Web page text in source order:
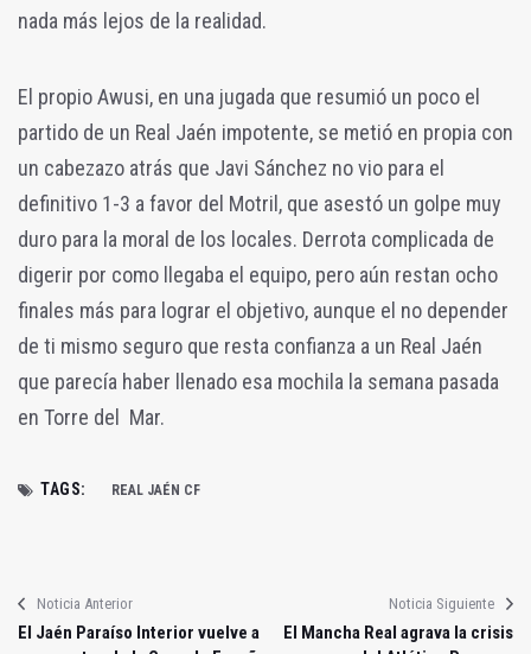
nada más lejos de la realidad.
El propio Awusi, en una jugada que resumió un poco el
partido de un Real Jaén impotente, se metió en propia con
un cabezazo atrás que Javi Sánchez no vio para el
definitivo 1-3 a favor del Motril, que asestó un golpe muy
duro para la moral de los locales. Derrota complicada de
digerir por como llegaba el equipo, pero aún restan ocho
finales más para lograr el objetivo, aunque el no depender
de ti mismo seguro que resta confianza a un Real Jaén
que parecía haber llenado esa mochila la semana pasada
en Torre del Mar.
TAGS: REAL JAÉN CF
Noticia Anterior
El Jaén Paraíso Interior vuelve a
Noticia Siguiente
El Mancha Real agrava la crisis